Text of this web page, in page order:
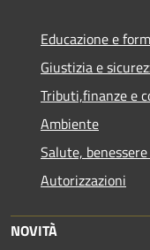
Educazione e
Giustizia e
Tributi,finanze e
Ambiente
Salute,
Autorizzazioni
NOVITÀ